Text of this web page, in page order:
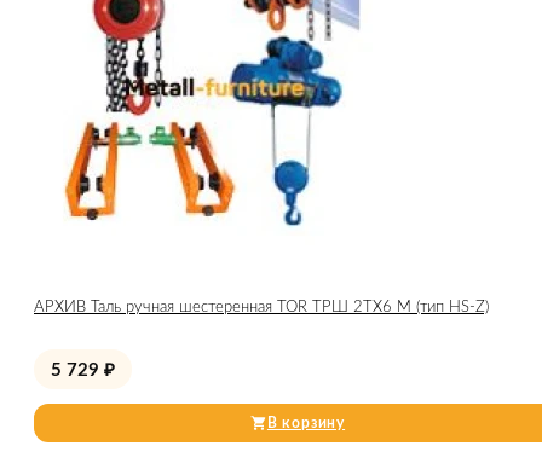
АРХИВ Таль ручная шестеренная TOR ТРШ 2ТХ6 М (тип HS-Z)
5 729 ₽
В корзину